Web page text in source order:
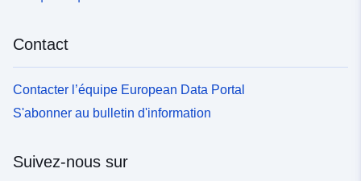
Contact
Contacter l’équipe European Data Portal
S'abonner au bulletin d'information
Suivez-nous sur